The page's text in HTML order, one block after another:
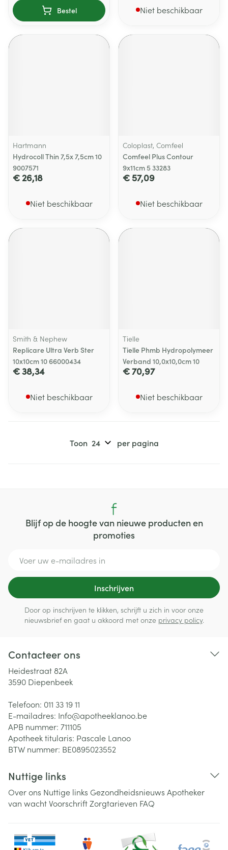
Bestel Niet beschikbaar
Hartmann
Hydrocoll Thin 7,5x 7,5cm 10
9007571
€ 26,18
Niet beschikbaar
Coloplast, Comfeel
Comfeel Plus Contour
9x11cm 5 33283
€ 57,09
Niet beschikbaar
Smith & Nephew
Replicare Ultra Verb Ster
10x10cm 10 66000434
€ 38,34
Niet beschikbaar
Tielle
Tielle Phmb Hydropolymeer
Verband 10,0x10,0cm 10
€ 70,97
Niet beschikbaar
Toon per pagina
Blijf op de hoogte van nieuwe producten en
promoties
Inschrijven
Door op inschrijven te klikken, schrijft u zich in voor onze
nieuwsbrief en gaat u akkoord met onze privacy policy.
Contacteer ons
Heidestraat 82A
3590 Diepenbeek
Telefoon: 011 33 19 11
E-mailadres: Info@apotheeklanoo.be
APB nummer: 711105
Apotheek titularis: Pascale Lanoo
BTW nummer: BE0895023552
Nuttige links
Over ons Nuttige links Gezondheidsnieuws Apotheker
van wachtVoorschriftZorgtarieven FAQ